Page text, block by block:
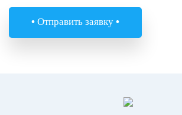
• Отправить заявку •